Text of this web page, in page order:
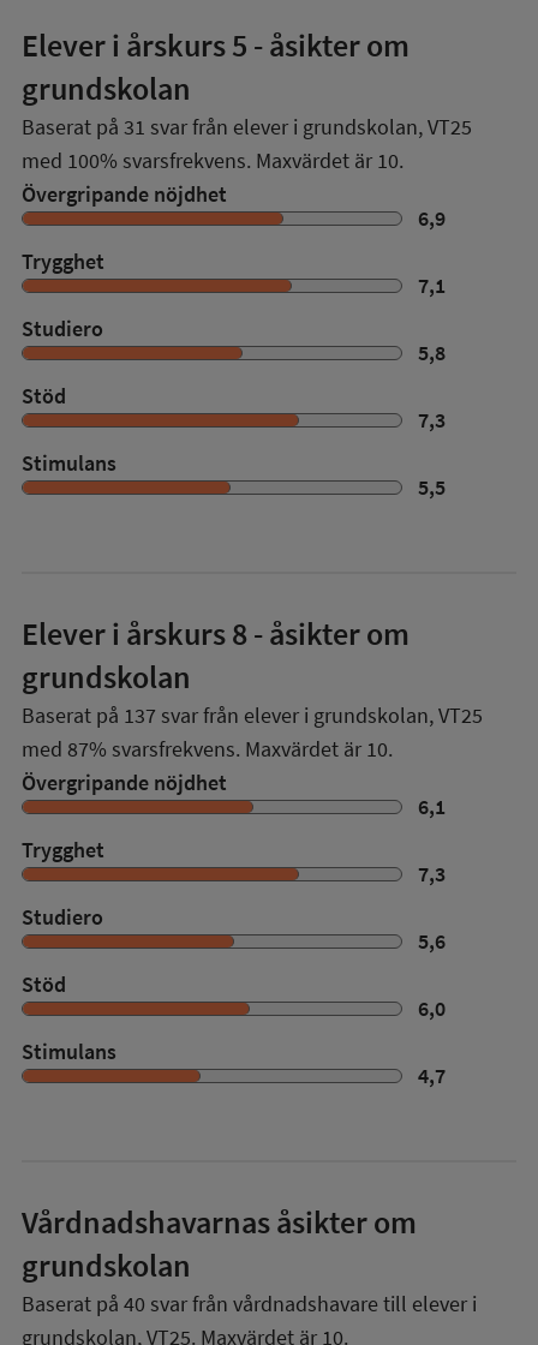
Elever i årskurs 5 - åsikter om
grundskolan
Baserat på 31 svar från elever i grundskolan,VT25
med 100% svarsfrekvens. Maxvärdet är 10.
Övergripande nöjdhet
6,9
Trygghet
7,1
Studiero
5,8
Stöd
7,3
Stimulans
5,5
Elever i årskurs 8- åsikter om
grundskolan
Baserat på 137 svar från elever i grundskolan,VT25
med 87% svarsfrekvens. Maxvärdet är 10.
Övergripande nöjdhet
6,1
Trygghet
7,3
Studiero
5,6
Stöd
6,0
Stimulans
4,7
Vårdnadshavarnas åsikter om
grundskolan
Baserat på 40 svar från vårdnadshavare till elever i
grundskolan,VT25. Maxvärdet är 10.